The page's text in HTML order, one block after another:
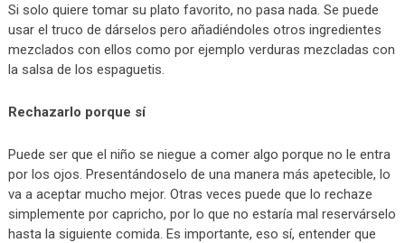
Si solo quiere tomar su plato favorito, no pasa nada. Se puede
usar el truco de dárselos pero añadiéndoles otros ingredientes
mezclados con ellos como por ejemplo verduras mezcladas con
la salsa de los espaguetis.
Rechazarlo porque sí
Puede ser que el niño se niegue a comer algo porque no le entra
por los ojos. Presentándoselo de una manera más apetecible, lo
va a aceptar mucho mejor. Otras veces puede que lo rechaze
simplemente por capricho, por lo que no estaría mal reservárselo
hasta la siguiente comida. Es importante, eso sí, entender que